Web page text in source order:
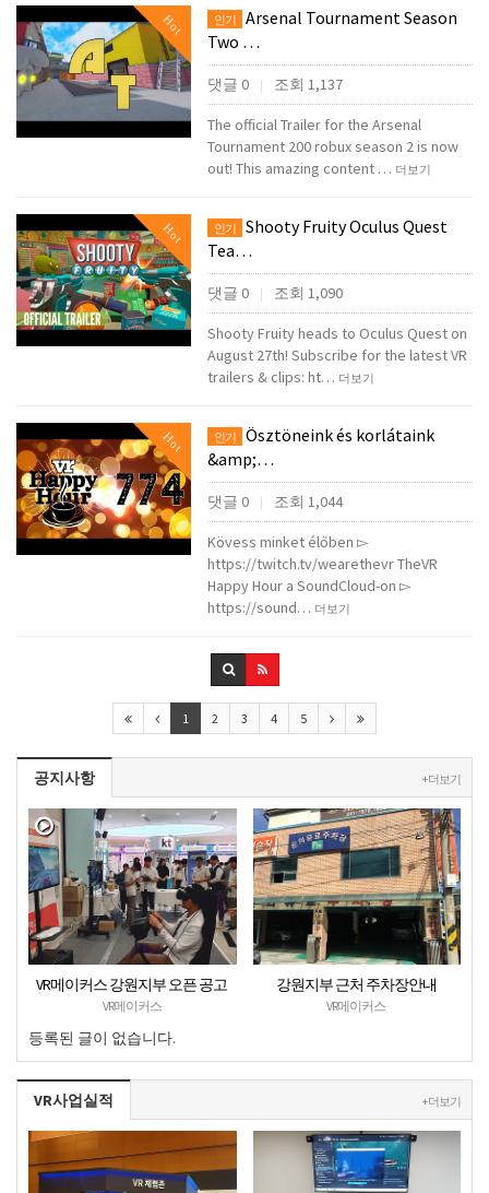
Hot 인기
Arsenal Tournament Season
Two …
댓글 0 조회 1,137
The official Trailer for the Arsenal
Tournament 200 robux season 2 is now
out! This amazing content … 더보기
Hot 인기
Shooty Fruity Oculus Quest
Tea…
댓글 0 조회 1,090
Shooty Fruity heads to Oculus Quest on
August 27th! Subscribe for the latest VR
trailers & clips: ht… 더보기
Hot 인기
Ösztöneink és korlátaink
&amp;…
댓글 0 조회 1,044
Kövess minket élőben ▻
https://twitch.tv/wearethevr TheVR
Happy Hour a SoundCloud-on ▻
https://sound… 더보기
1 2 3 4 5
공지사항 + 더보기
VR메이커스 강원지부 오픈 공고
VR메이커스
강원지부 근처 주차장안내
VR메이커스
등록된 글이 없습니다.
VR사업실적 + 더보기